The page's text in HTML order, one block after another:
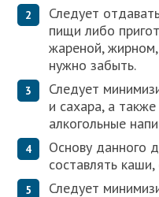
Следует
пищи либо
жареной,
нужно забыть.
Следует
и сахара, а
алкогольные
Основу данного
составлять
Следует